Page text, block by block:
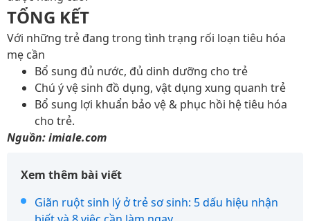
TỔNG KẾT
Với những trẻ đang trong tình trạng rối loạn tiêu hóa
mẹ cần
Bổ sung đủ nước, đủ dinh dưỡng cho trẻ
Chú ý vệ sinh đồ dụng, vật dụng xung quanh trẻ
Bổ sung lợi khuẩn bảo vệ & phục hồi hệ tiêu hóa
cho trẻ.
Nguồn: imiale.com
Xem thêm bài viết
Giãn ruột sinh lý ở trẻ sơ sinh: 5 dấu hiệu nhận